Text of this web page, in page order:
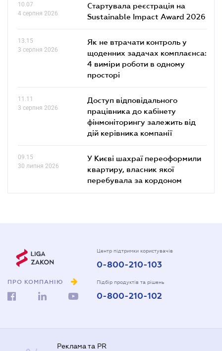
10.07
4 серпня 2026
Стартувала реєстрація на
Sustainable Impact Award 2026
13.15
3 серпня 2026
Як не втрачати контроль у
щоденних задачах комплаєнса:
4 виміри роботи в одному
просторі
11.11
3 серпня 2026
Доступ відповідального
працівника до кабінету
фінмоніторингу залежить від
дій керівника компанії
09.15
30 липня 2026
У Києві шахраї переоформили
квартиру, власник якої
перебувала за кордоном
ПРО КОМПАНІЮ
Центр підтримки користувачів
0-800-210-103
Підбір продуктів та рішень
0-800-210-102
Реклама та PR